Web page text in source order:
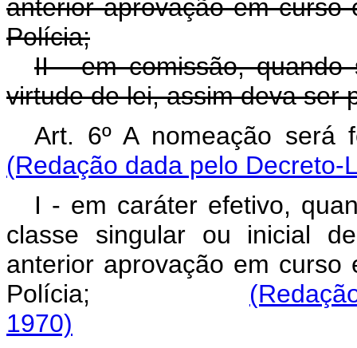
anterior aprovação em curso
Polícia;
II - em comissão,
virtude de lei, assim deva ser
Art. 6º A
(Redação dada pelo Decreto-
I - em caráter efetivo,
classe singular ou inicial
anterior aprovação em curso
Polícia;
1970)